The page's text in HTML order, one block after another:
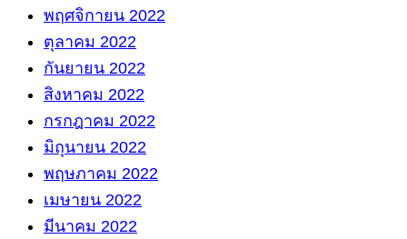
พฤศจิกายน 2022
ตุลาคม 2022
กันยายน 2022
สิงหาคม 2022
กรกฎาคม 2022
มิถุนายน 2022
พฤษภาคม 2022
เมษายน 2022
มีนาคม 2022